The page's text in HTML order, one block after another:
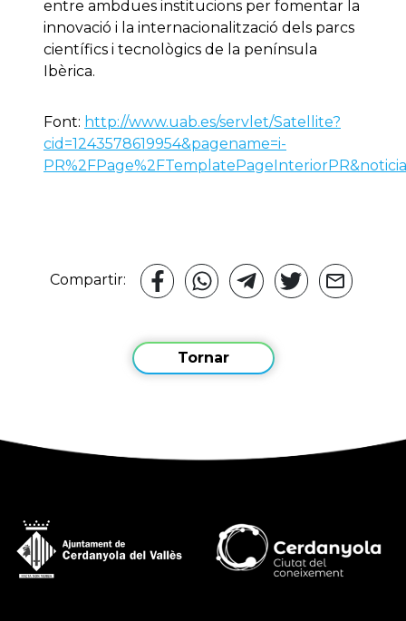
entre ambdues institucions per fomentar la
innovació i la internacionalització dels parcs
científics i tecnològics de la península
Ibèrica.
Font: http://www.uab.es/servlet/Satellite?
cid=1243578619954&pagename=i-
Compartir:
Tornar